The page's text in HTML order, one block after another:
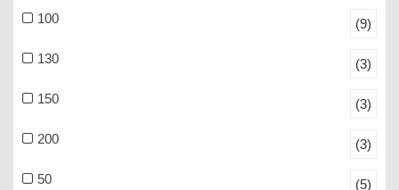
100 (9)
130 (3)
150 (3)
200 (3)
50 (5)